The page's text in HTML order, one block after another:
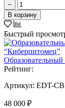
−
В корзину
Быстрый
Рейтинг:
Артикул: EDT-
48 000 ₽